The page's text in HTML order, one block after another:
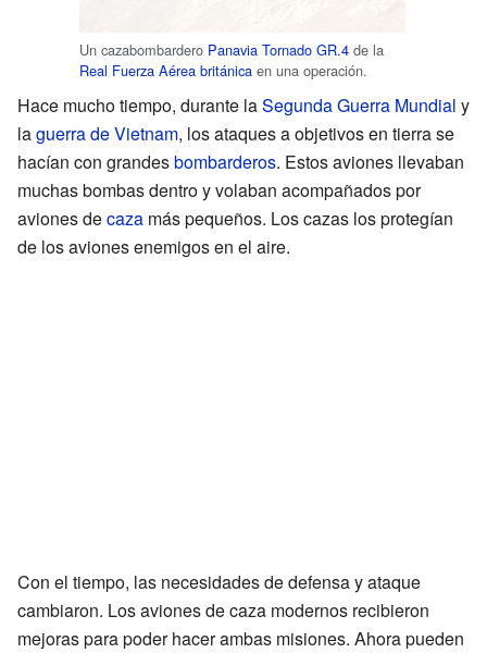
Un cazabombardero Panavia Tornado GR.4 de la
Real Fuerza Aérea británica en una operación.
Hace mucho tiempo, durante laSegunda Guerra Mundial y
laguerra de Vietnam, los ataques a objetivos en tierra se
hacían con grandesbombarderos. Estos aviones llevaban
muchas bombas dentro y volaban acompañados por
aviones decaza más pequeños. Los cazas los protegían
de los aviones enemigos en el aire.
Con el tiempo, las necesidades de defensa y ataque
cambiaron. Los aviones de caza modernos recibieron
mejoras para poder hacer ambas misiones. Ahora pueden